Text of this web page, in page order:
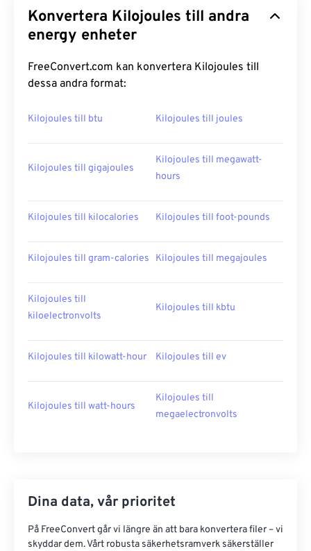
Konvertera Kilojoules till andra
energy enheter
FreeConvert.com kan konvertera Kilojoules till
dessa andra format:
Kilojoules till btu Kilojoules till joules
Kilojoules till gigajoules
Kilojoules till megawatt-
hours
Kilojoules till kilocalories Kilojoules till foot-pounds
Kilojoules till gram-calories Kilojoules till megajoules
Kilojoules till
kiloelectronvolts
Kilojoules till kbtu
Kilojoules till kilowatt-hour Kilojoules till ev
Kilojoules till watt-hours
Kilojoules till
megaelectronvolts
Dina data, vår prioritet
På FreeConvert går vi längre än att bara konvertera filer – vi
skyddar dem. Vårt robusta säkerhetsramverk säkerställer